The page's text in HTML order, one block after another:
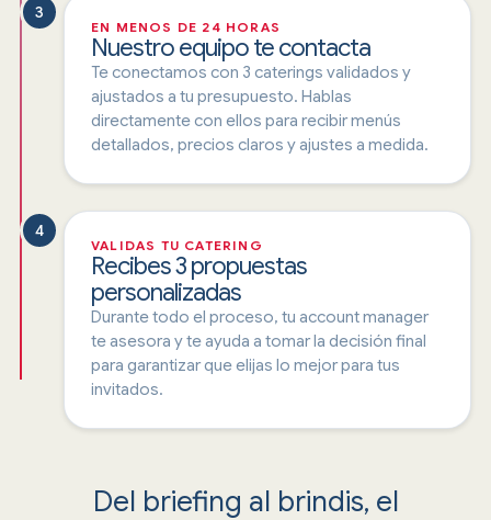
3
EN MENOS DE 24 HORAS
Nuestro equipo te contacta
Te conectamos con 3 caterings validados y
ajustados a tu presupuesto. Hablas
directamente con ellos para recibir menús
detallados, precios claros y ajustes a medida.
4
VALIDAS TU CATERING
Recibes 3 propuestas
personalizadas
Durante todo el proceso, tu account manager
te asesora y te ayuda a tomar la decisión final
para garantizar que elijas lo mejor para tus
invitados.
Del briefing al brindis, el